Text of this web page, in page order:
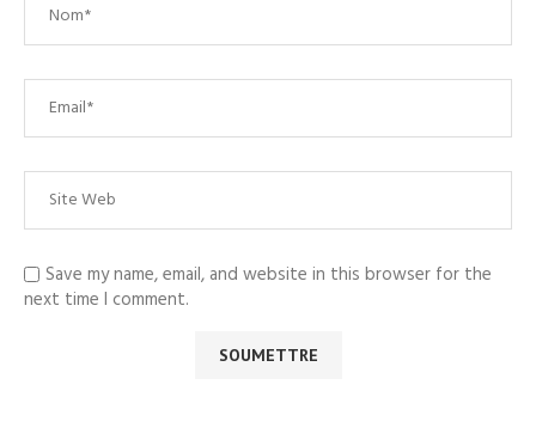
Save my name, email, and website in this browser for the
next time I comment.